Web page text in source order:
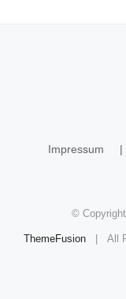
Impressum
©
ThemeFusion | All